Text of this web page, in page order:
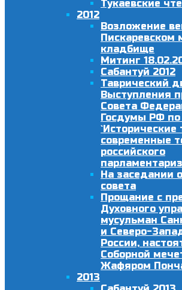
Тукаевские
2012
Возложение
Пискаревском
кладбище
Митинг
Сабантуй 2012
Таврический
Выступления
Совета
Госдумы РФ по
`Исторические
современные
российского
На заседании
совета
Прощание с
Духовного
мусульман
и Северо-
России,
Соборной
Жафяром
2013